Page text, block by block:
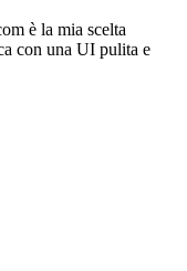
è la mia scelta
con una UI pulita e